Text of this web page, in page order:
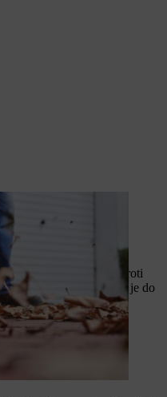
výkonem.
s funkcí drcení
než hrábě a oproti
na malé kousky a uloží je do